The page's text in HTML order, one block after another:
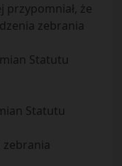
przypomniał, że
zebrania
Statutu
Statutu
zebrania